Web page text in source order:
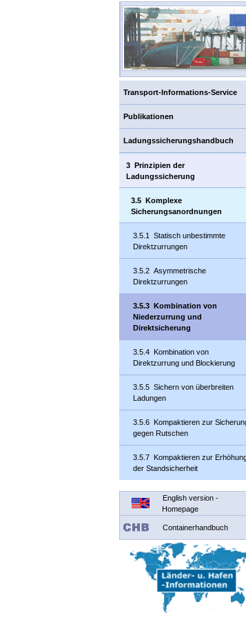
Transport-Informations-Service
Publikationen
Ladungssicherungshandbuch
3 Prinzipien der
Ladungssicherung
3.5 Komplexe
Sicherungsanordnungen
3.5.1 Statisch unbestimmte
Direktzurrungen
3.5.2 Asymmetrische
Direktzurrungen
3.5.3 Kombination von
Niederzurrung und
Direktsicherung
3.5.4 Kombination von
Direktzurrung und Blockierung
3.5.5 Sichern von überbreiten
Ladungen
3.5.6 Kompaktieren zur
gegen Rutschen
3.5.7 Kompaktieren zur
der Standsicherheit
English version -
Homepage
Containerhandbuch